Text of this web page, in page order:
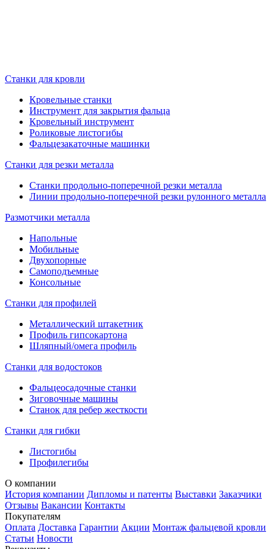
Станки для кровли
Кровельные станки
Инструмент для закрытия фальца
Кровельный инструмент
Роликовые листогибы
Фальцезакаточные машинки
Станки для резки металла
Станки продольно-поперечной резки металла
Линии продольно-поперечной резки рулонного металла
Размотчики металла
Напольные
Мобильные
Двухопорные
Самоподъемные
Консольные
Станки для профилей
Металлический штакетник
Профиль гипсокартона
Шляпный/омега профиль
Станки для водостоков
Фальцеосадочные станки
Зиговочные машины
Станок для ребер жесткости
Станки для гибки
Листогибы
Профилегибы
О компании
История компании Дипломы и патенты Выставки Заказчики
Отзывы Вакансии Контакты
Покупателям
Оплата Доставка Гарантии Акции Монтаж фальцевой кровли
Статьи Новости